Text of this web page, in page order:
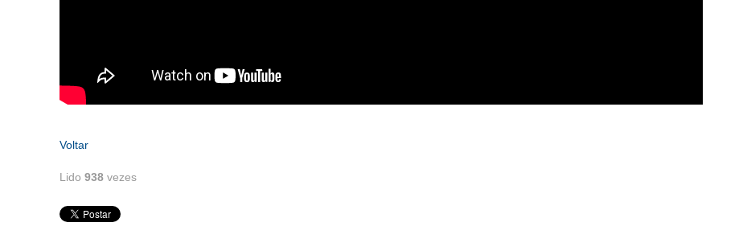
Voltar
Lido 938 vezes